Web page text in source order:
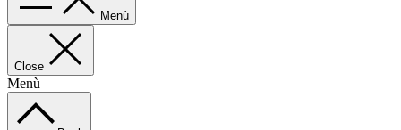
Menù
Close
Menù